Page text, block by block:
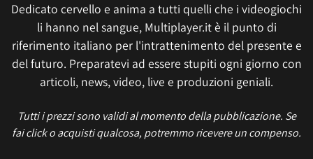
Dedicato cervello e anima a tutti quelli che i videogiochi
li hanno nel sangue, Multiplayer.it è il punto di
riferimento italiano per l'intrattenimento del presente e
del futuro. Preparatevi ad essere stupiti ogni giorno con
articoli, news, video, live e produzioni geniali.
Tutti i prezzi sono validi al momento della pubblicazione. Se
fai click o acquisti qualcosa, potremmo ricevere un compenso.